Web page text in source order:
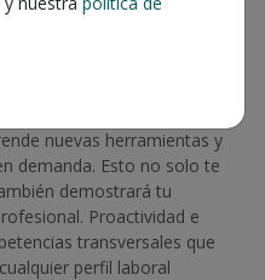
buena red de contactos.
aprendizaje
y estar al día es
nuevas herramientas y
demanda. Esto no solo te
demostrará tu
Proactividad e
transversales que
perfil laboral